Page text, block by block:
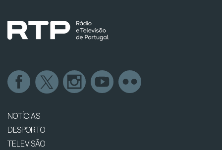
NOTÍCIAS
DESPORTO
TELEVISÃO